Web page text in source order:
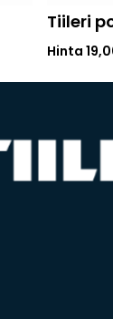
Tiileri
Hinta